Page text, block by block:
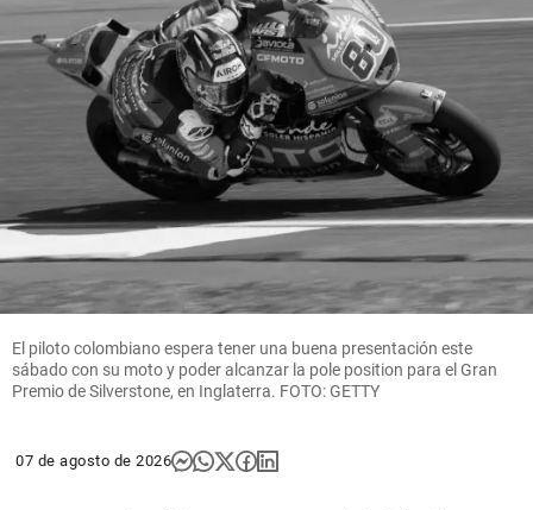
El piloto colombiano espera tener una buena presentación este
sábado con su moto y poder alcanzar la pole position para el Gran
Premio de Silverstone, en Inglaterra. FOTO: GETTY
07 de agosto de 2026